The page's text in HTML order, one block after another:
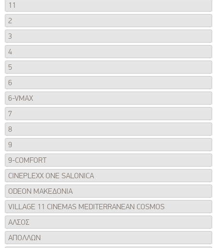
11
2
3
4
5
6
6-VMAX
7
8
9
9-COMFORT
CINEPLEXX ONE SALONICA
ODEON ΜΑΚΕΔΟΝΙΑ
VILLAGE 11 CINEMAS MEDITERRANEAN COSMOS
ΑΛΣΟΣ
ΑΠΟΛΛΩΝ